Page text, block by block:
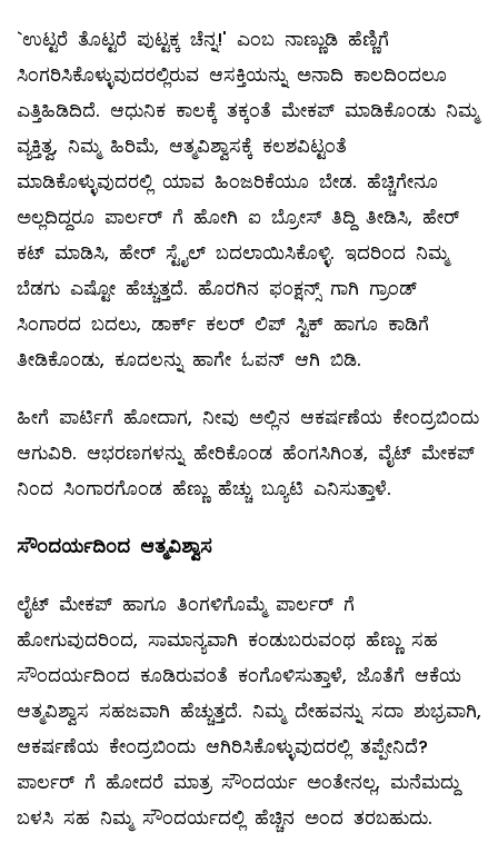
`ಉಟ್ಟರೆ ತೊಟ್ಟರೆ ಪುಟ್ಟಕ್ಕ ಚೆನ್ನ!' ಎಂಬ ನಾಣ್ಣುಡಿ ಹೆಣ್ಣಿಗೆ
ಸಿಂಗರಿಸಿಕೊಳ್ಳುವುದರಲ್ಲಿರುವ ಆಸಕ್ತಿಯನ್ನು ಅನಾದಿ ಕಾಲದಿಂದಲೂ
ಎತ್ತಿಹಿಡಿದಿದೆ. ಆಧುನಿಕ ಕಾಲಕ್ಕೆ ತಕ್ಕಂತೆ ಮೇಕಪ್‌ ಮಾಡಿಕೊಂಡು ನಿಮ್ಮ
ವ್ಯಕ್ತಿತ್ವ, ನಿಮ್ಮ ಹಿರಿಮೆ, ಆತ್ಮವಿಶ್ವಾಸಕ್ಕೆ ಕಲಶವಿಟ್ಟಂತೆ
ಮಾಡಿಕೊಳ್ಳುವುದರಲ್ಲಿ ಯಾವ ಹಿಂಜರಿಕೆಯೂ ಬೇಡ. ಹೆಚ್ಚಿಗೇನೂ
ಅಲ್ಲದಿದ್ದರೂ ಪಾರ್ಲರ್‌ ಗೆ ಹೋಗಿ ಐ ಬ್ರೋಸ್ ತಿದ್ದಿ ತೀಡಿಸಿ, ಹೇರ್‌
ಕಟ್‌ ಮಾಡಿಸಿ, ಹೇರ್‌ ಸ್ಟೈಲ್ ‌ಬದಲಾಯಿಸಿಕೊಳ್ಳಿ. ಇದರಿಂದ ನಿಮ್ಮ
ಬೆಡಗು ಎಷ್ಟೋ ಹೆಚ್ಚುತ್ತದೆ. ಹೊರಗಿನ ಫಂಕ್ಷನ್ಸ್ ಗಾಗಿ ಗ್ರಾಂಡ್‌
ಸಿಂಗಾರದ ಬದಲು, ಡಾರ್ಕ್‌ ಕಲರ್‌ ಲಿಪ್‌ ಸ್ಟಿಕ್‌ ಹಾಗೂ ಕಾಡಿಗೆ
ತೀಡಿಕೊಂಡು, ಕೂದಲನ್ನು ಹಾಗೇ ಓಪನ್‌ ಆಗಿ ಬಿಡಿ.
ಹೀಗೆ ಪಾರ್ಟಿಗೆ ಹೋದಾಗ, ನೀವು ಅಲ್ಲಿನ ಆಕರ್ಷಣೆಯ ಕೇಂದ್ರಬಿಂದು
ಆಗುವಿರಿ. ಆಭರಣಗಳನ್ನು ಹೇರಿಕೊಂಡ ಹೆಂಗಸಿಗಿಂತ, ವೈಟ್‌ ಮೇಕಪ್‌
ನಿಂದ ಸಿಂಗಾರಗೊಂಡ ಹೆಣ್ಣು ಹೆಚ್ಚು ಬ್ಯೂಟಿ ಎನಿಸುತ್ತಾಳೆ.
ಸೌಂದರ್ಯದಿಂದ ಆತ್ಮವಿಶ್ವಾಸ
ಲೈಟ್‌ ಮೇಕಪ್‌ ಹಾಗೂ ತಿಂಗಳಿಗೊಮ್ಮೆ ಪಾರ್ಲರ್‌ ಗೆ
ಹೋಗುವುದರಿಂದ, ಸಾಮಾನ್ಯವಾಗಿ ಕಂಡುಬರುವಂಥ ಹೆಣ್ಣು ಸಹ
ಸೌಂದರ್ಯದಿಂದ ಕೂಡಿರುವಂತೆ ಕಂಗೊಳಿಸುತ್ತಾಳೆ, ಜೊತೆಗೆ ಆಕೆಯ
ಆತ್ಮವಿಶ್ವಾಸ ಸಹಜವಾಗಿ ಹೆಚ್ಚುತ್ತದೆ. ನಿಮ್ಮ ದೇಹವನ್ನು ಸದಾ ಶುಭ್ರವಾಗಿ,
ಆಕರ್ಷಣೆಯ ಕೇಂದ್ರಬಿಂದು ಆಗಿರಿಸಿಕೊಳ್ಳುವುದರಲ್ಲಿ ತಪ್ಪೇನಿದೆ?
ಪಾರ್ಲರ್‌ ಗೆ ಹೋದರೆ ಮಾತ್ರ ಸೌಂದರ್ಯ ಅಂತೇನಲ್ಲ, ಮನೆಮದ್ದು
ಬಳಸಿ ಸಹ ನಿಮ್ಮ ಸೌಂದರ್ಯದಲ್ಲಿ ಹೆಚ್ಚಿನ ಅಂದ ತರಬಹುದು.